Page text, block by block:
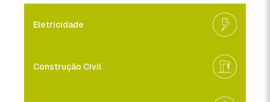
Eletricidade
Construção Civil